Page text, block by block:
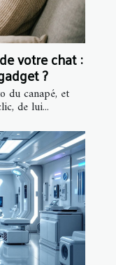
votre chat :
?
du canapé, et
de lui...